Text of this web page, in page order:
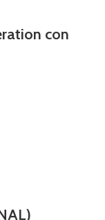
con